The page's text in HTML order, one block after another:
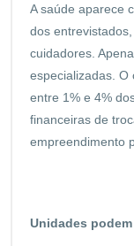
A saúde aparece
dos
cuidadores.
especializadas. O
entre 1% e 4%
financeiras de
empreendimento
Unidades